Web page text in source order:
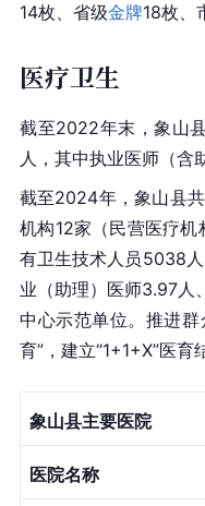
14枚、省级金牌18枚、
医疗卫生
截至2022年末，象山
人，其中执业医师（含
截至2024年，象山县
机构12家（民营医疗机
有卫生技术人员5038
业（助理）医师3.97人
中心示范单位。推进群
育”，建立“1+1+X”医
象山县主要医院
医院名称